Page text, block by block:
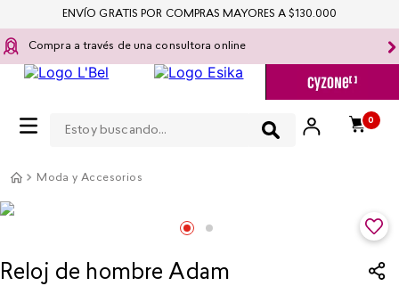
Compra a través de una consultora online
0
ENVÍO GRATIS POR COMPRAS MAYORES A $130.000
Moda y Accesorios
Reloj de hombre Adam